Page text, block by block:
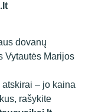
dovanų
Vytautės Marijos
– jo kaina
rašykite